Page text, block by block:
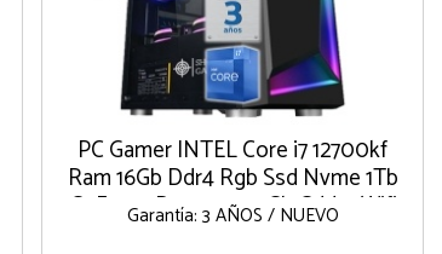
PC Gamer INTEL Core i7 12700kf
Ram 16Gb Ddr4 Rgb Ssd Nvme 1Tb
GeForce Rtx 3060 12Gb Gddr6 Wifi
W11 64bit
Garantía: 3 AÑOS / NUEVO